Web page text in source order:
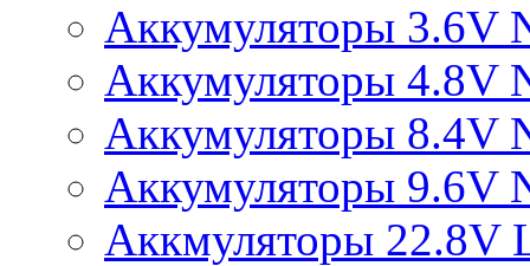
Аккумуляторы 3.6V
Аккумуляторы 4.8V
Аккумуляторы 8.4V
Аккумуляторы 9.6V
Аккмуляторы 22.8V